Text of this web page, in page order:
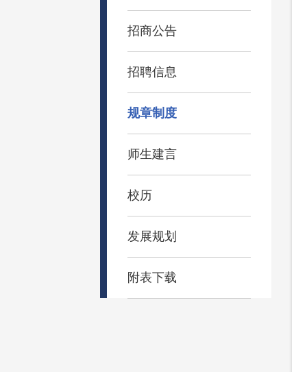
招商公告
招聘信息
规章制度
师生建言
校历
发展规划
附表下载